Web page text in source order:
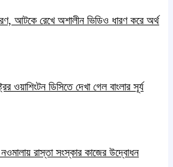
আটকে রেখে অশালীন ভিডিও ধারণ করে অর্থ
ওয়াশিংটন ডিসিতে দেখা গেল বাংলার সূর্য
রাস্তা সংস্কার কাজের উদ্বোধন